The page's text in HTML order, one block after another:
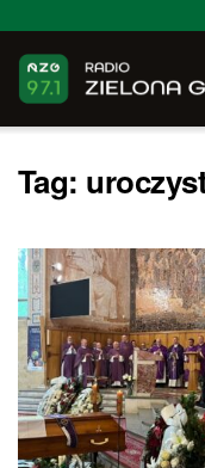
Tag: